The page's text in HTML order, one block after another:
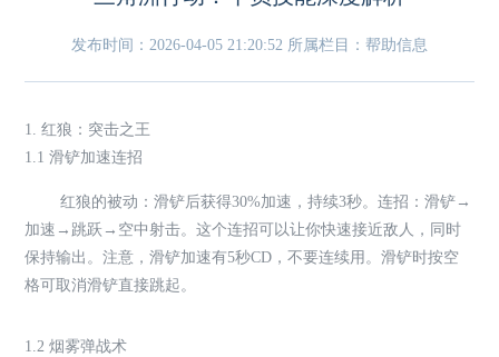
发布时间：2026-04-05 21:20:52 所属栏目：帮助信息
1. 红狼：突击之王
1.1 滑铲加速连招
红狼的被动：滑铲后获得30%加速，持续3秒。连招：滑铲→
加速→跳跃→空中射击。这个连招可以让你快速接近敌人，同时
保持输出。注意，滑铲加速有5秒CD，不要连续用。滑铲时按空
格可取消滑铲直接跳起。
1.2 烟雾弹战术